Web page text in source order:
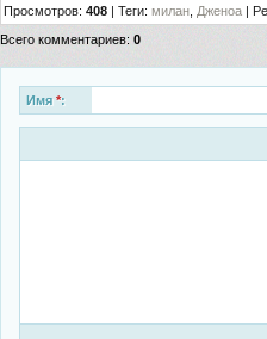
Просмотров: 408 Теги: милан, Дженоа
Всего комментариев: 0
Имя *: